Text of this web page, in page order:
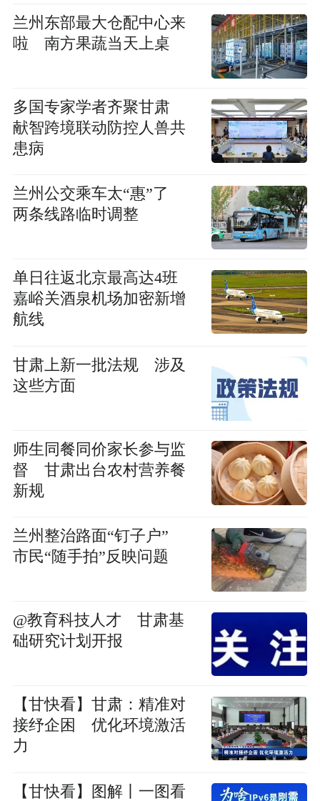
兰州东部最大仓配中心来
啦 南方果蔬当天上桌
多国专家学者齐聚甘肃
献智跨境联动防控人兽共
患病
兰州公交乘车太“惠”了
两条线路临时调整
单日往返北京最高达4班
嘉峪关酒泉机场加密新增
航线
甘肃上新一批法规 涉及
这些方面
师生同餐同价家长参与监
督 甘肃出台农村营养餐
新规
兰州整治路面“钉子户”
市民“随手拍”反映问题
@教育科技人才 甘肃基
础研究计划开报
【甘快看】甘肃：精准对
接纾企困 优化环境激活
力
【甘快看】图解丨一图看